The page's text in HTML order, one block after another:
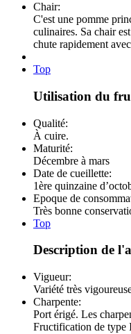
Chair:
C'est une pomme
culinaires. Sa chair
chute rapidement
Top
Utilisation du
Qualité:
À cuire.
Maturité:
Décembre à mars
Date de cueillette:
1ère quinzaine
Epoque de
Très bonne
Top
Description de
Vigueur:
Variété très
Charpente:
Port érigé. Les
Fructification de type